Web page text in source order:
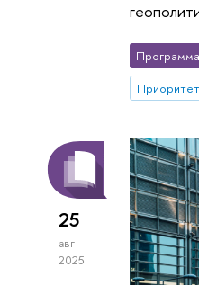
25
авг
2025